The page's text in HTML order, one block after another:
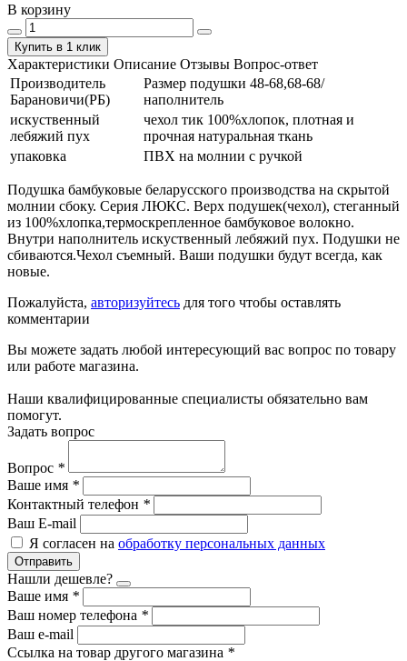
В корзину
Купить в 1 клик
Характеристики Описание Отзывы Вопрос-ответ
Производитель
Барановичи(РБ)
Размер подушки 48-68,68-68/
наполнитель
искуственный
лебяжий пух
чехол тик 100%хлопок, плотная и
прочная натуральная ткань
упаковка
ПВХ на молнии с ручкой
Подушка бамбуковые беларусского производства на скрытой
молнии сбоку. Серия ЛЮКС. Верх подушек(чехол), стеганный
из 100%хлопка,термоскрепленное бамбуковое волокно.
Внутри наполнитель искуственный лебяжий пух. Подушки не
сбиваются.Чехол съемный. Ваши подушки будут всегда, как
новые.
Пожалуйста, авторизуйтесь для того чтобы оставлять
комментарии
Вы можете задать любой интересующий вас вопрос по товару
или работе магазина.
Наши квалифицированные специалисты обязательно вам
помогут.
Задать вопрос
Вопрос *
Ваше имя *
Контактный телефон *
Ваш E-mail
Я согласен на обработку персональных данных
Отправить
Нашли дешевле?
Ваше имя *
Ваш номер телефона *
Ваш e-mail
Ссылка на товар другого магазина *